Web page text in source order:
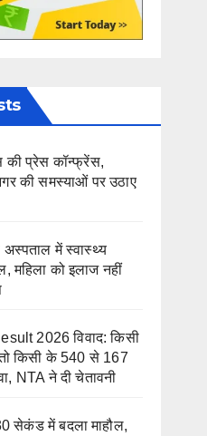
प्रेस कॉन्फ्रेंस,
की समस्याओं पर उठाए
में स्वास्थ्य
महिला को इलाज नहीं
2026 विवाद: किसी
किसी के 540 से 167
NTA ने दी चेतावनी
सेकंड में बदला माहौल,